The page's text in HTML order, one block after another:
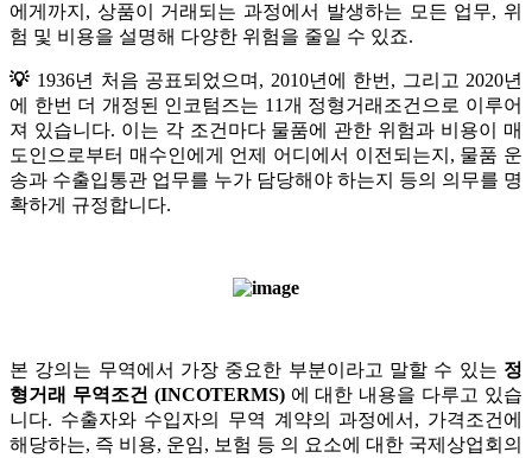
에게까지, 상품이 거래되는 과정에서 발생하는 모든 업무, 위
험 및 비용을 설명해 다양한 위험을 줄일 수 있죠.
💡 1936년 처음 공표되었으며, 2010년에 한번, 그리고 2020년
에 한번 더 개정된 인코텀즈는 11개 정형거래조건으로 이루어
져 있습니다. 이는 각 조건마다 물품에 관한 위험과 비용이 매
도인으로부터 매수인에게 언제 어디에서 이전되는지, 물품 운
송과 수출입통관 업무를 누가 담당해야 하는지 등의 의무를 명
확하게 규정합니다.
본 강의는 무역에서 가장 중요한 부분이라고 말할 수 있는 정
형거래 무역조건 (INCOTERMS)에 대한 내용을 다루고 있습
니다. 수출자와 수입자의 무역 계약의 과정에서, 가격조건에
해당하는, 즉 비용, 운임, 보험 등 의 요소에 대한 국제상업회의